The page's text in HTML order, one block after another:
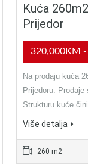
Kuća
Prijedor
320,000KM -
Na prodaju kuća
Prijedoru. Prodaje
Strukturu kuće
Više detalja
260 m2